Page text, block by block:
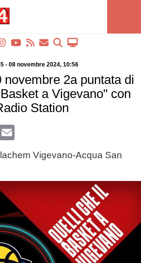
- 08 novembre 2024, 10:56
novembre 2a puntata di
a Vigevano" con
Station
Email
Vigevano-Acqua San